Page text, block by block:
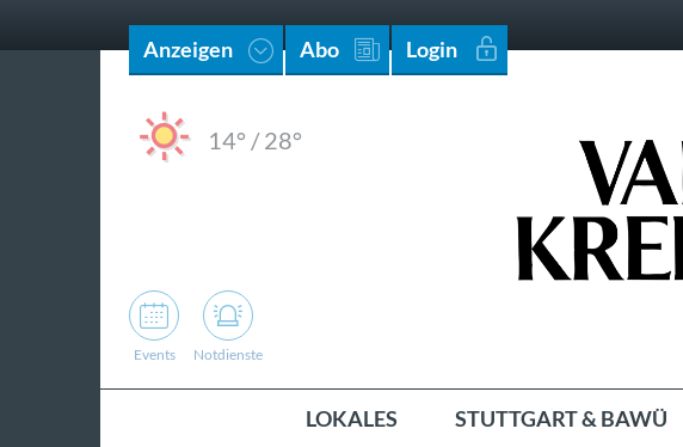
Anzeigen Abo Login
14° /28°
Events Notdienste
LOKALES STUTTGART & BAWÜ